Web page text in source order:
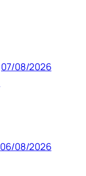
07/08/2026
06/08/2026